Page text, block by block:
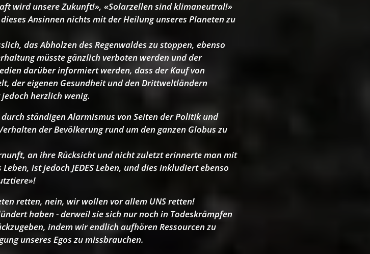
wird unsere Zukunft!», «Solarzellen sind klimaneutral!»
Ansinnen nichts mit der Heilung unseres Planeten zu
das Abholzen des Regenwaldes zu stoppen, ebenso
müsste gänzlich verboten werden und der
darüber informiert werden, dass der Kauf von
der eigenen Gesundheit und den Drittweltländern
herzlich wenig.
ständigen Alarmismus von Seiten der Politik und
der Bevölkerung rund um den ganzen Globus zu
an ihre Rücksicht und nicht zuletzt erinnerte man mit
ist jedoch JEDES Leben, und dies inkludiert ebenso
retten, nein, wir wollen vor allem UNS retten!
haben - derweil sie sich nur noch in Todeskrämpfen
indem wir endlich aufhören Ressourcen zu
unseres Egos zu missbrauchen.